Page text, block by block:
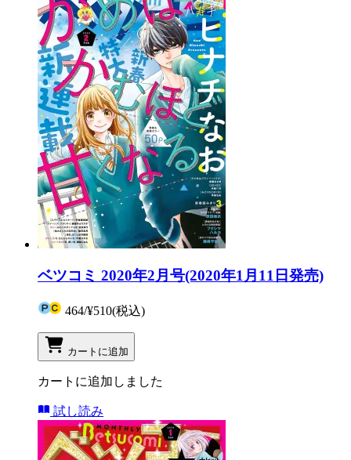
ベツコミ 2020年2月号(2020年1月11日発売)
464/¥510(税込)
カートに追加
カートに追加しました
試し読み